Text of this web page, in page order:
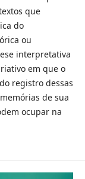
que
do
ou
interpretativa
em que o
registro dessas
de sua
ocupar na